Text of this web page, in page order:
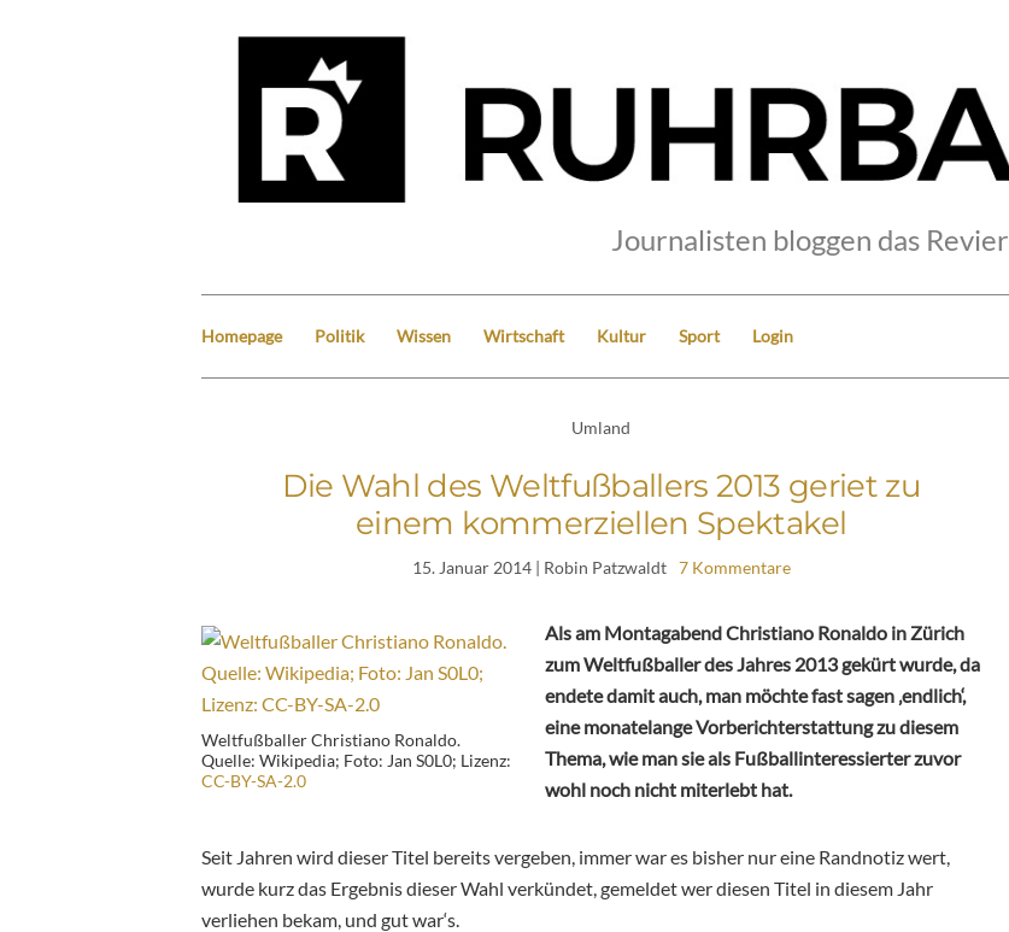
Journalisten bloggen das Revier
Homepage Politik Wissen Wirtschaft Kultur Sport Login
Umland
Die Wahl des Weltfußballers 2013 geriet zu
einem kommerziellen Spektakel
15. Januar 2014| Robin Patzwaldt 7 Kommentare
Weltfußballer Christiano Ronaldo.
Quelle: Wikipedia; Foto: Jan S0L0; Lizenz:
CC-BY-SA-2.0
Als am Montagabend Christiano Ronaldo in Zürich
zum Weltfußballer des Jahres 2013 gekürt wurde, da
endete damit auch, man möchte fast sagen ‚endlich‘,
eine monatelange Vorberichterstattung zu diesem
Thema, wie man sie als Fußballinteressierter zuvor
wohl noch nicht miterlebt hat.
Seit Jahren wird dieser Titel bereits vergeben, immer war es bisher nur eine Randnotiz wert,
wurde kurz das Ergebnis dieser Wahl verkündet, gemeldet wer diesen Titel in diesem Jahr
verliehen bekam, und gut war‘s.